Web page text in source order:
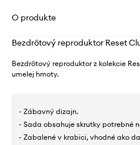
O produkte
Bezdrôtový reproduktor Reset
Bezdrôtový reproduktor z kolekcie
umelej hmoty.
- Zábavný dizajn.
- Sada obsahuje skrutky potrebné
- Zabalené v krabici, vhodné ako